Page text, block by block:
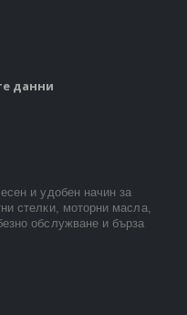
данни
и удобен начин за
стелки, моторни масла,
обслужване и бърза